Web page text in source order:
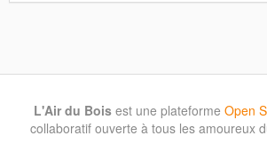
L'Air du Bois est une plateforme Open
collaboratif ouverte à tous les amoureux